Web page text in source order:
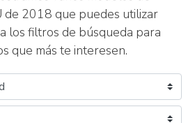
de 2018 que puedes utilizar
los filtros de búsqueda para
que más te interesen.